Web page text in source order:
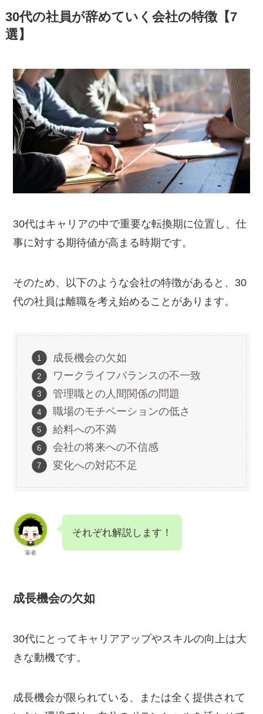
30代の社員が辞めていく会社の特徴【7
選】
30代はキャリアの中で重要な転換期に位置し、仕
事に対する期待値が高まる時期です。
そのため、以下のような会社の特徴があると、30
代の社員は離職を考え始めることがあります。
成長機会の欠如
ワークライフバランスの不一致
管理職との人間関係の問題
職場のモチベーションの低さ
給料への不満
会社の将来への不信感
変化への対応不足
筆者
それぞれ解説します！
成長機会の欠如
30代にとってキャリアアップやスキルの向上は大
きな動機です。
成長機会が限られている、または全く提供されて